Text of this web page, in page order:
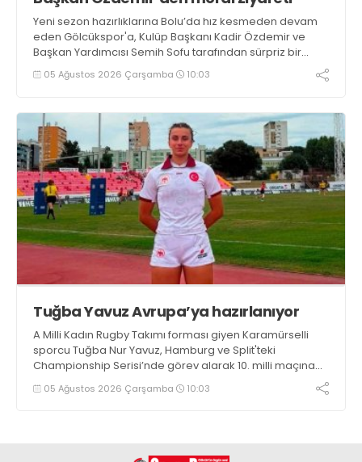
Yeni sezon hazırlıklarına Bolu’da hız kesmeden devam
eden Gölcükspor'a, Kulüp Başkanı Kadir Özdemir ve
Başkan Yardımcısı Semih Sofu tarafından sürpriz bir
moral ziyareti gerçekleştirildi
05 Ağustos 2026 Çarşamba 10:03
Tuğba Yavuz Avrupa’ya hazırlanıyor
A Milli Kadın Rugby Takımı forması giyen Karamürselli
sporcu Tuğba Nur Yavuz, Hamburg ve Split'teki
Championship Serisi’nde görev alarak 10. milli maçına
çıkma eşiğini geride bıraktı
05 Ağustos 2026 Çarşamba 10:03